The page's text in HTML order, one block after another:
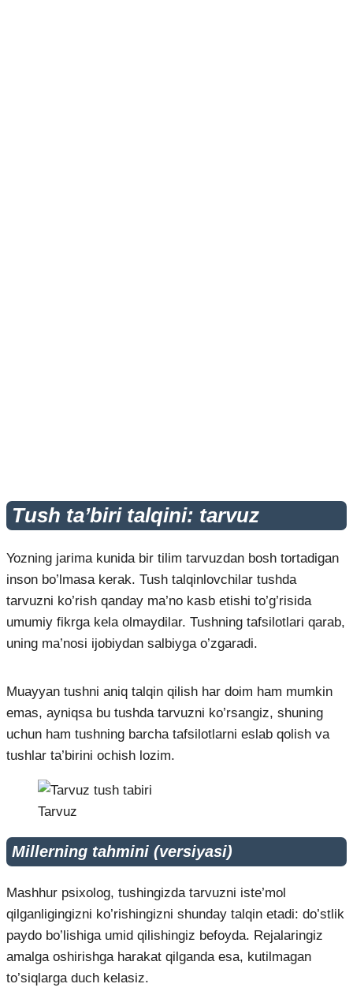
Tush ta’biri talqini: tarvuz
Yozning jarima kunida bir tilim tarvuzdan bosh tortadigan
inson bo’lmasa kerak. Tush talqinlovchilar tushda
tarvuzni ko’rish qanday ma’no kasb etishi to’g’risida
umumiy fikrga kela olmaydilar. Tushning tafsilotlari qarab,
uning ma’nosi ijobiydan salbiyga o’zgaradi.
Muayyan tushni aniq talqin qilish har doim ham mumkin
emas, ayniqsa bu tushda tarvuzni ko’rsangiz, shuning
uchun ham tushning barcha tafsilotlarni eslab qolish va
tushlar ta’birini ochish lozim.
Tarvuz
Millerning tahmini (versiyasi)
Mashhur psixolog, tushingizda tarvuzni iste’mol
qilganligingizni ko’rishingizni shunday talqin etadi: do’stlik
paydo bo’lishiga umid qilishingiz befoyda. Rejalaringiz
amalga oshirishga harakat qilganda esa, kutilmagan
to’siqlarga duch kelasiz.